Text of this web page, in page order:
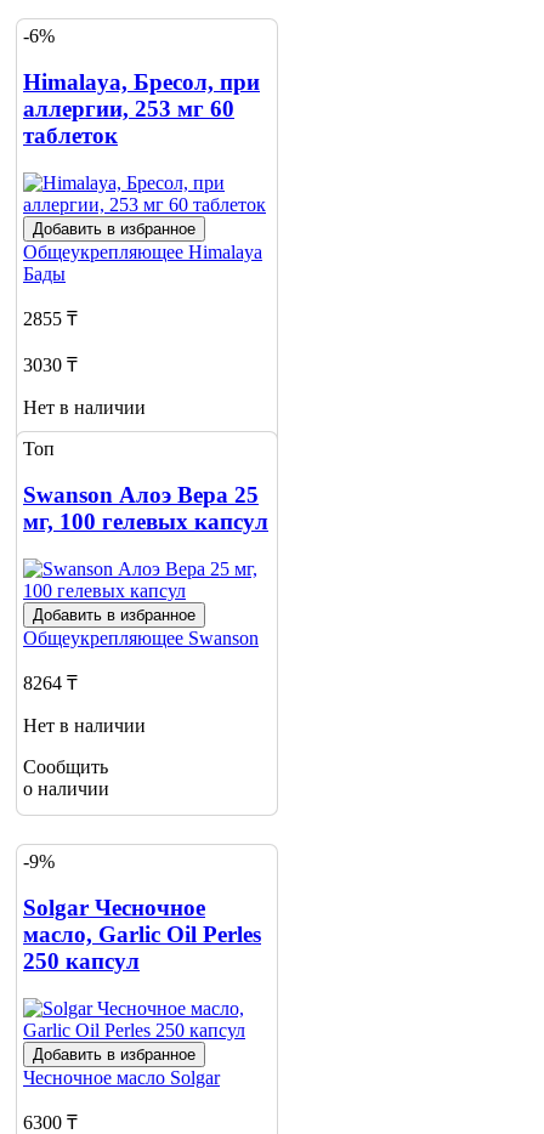
-6%
Himalaya, Бресол, при
аллергии, 253 мг 60
таблеток
Добавить в избранное
Общеукрепляющее Himalaya
Бады
2855 ₸
3030 ₸
Нет в наличии
Сообщить
Топ
Swanson Алоэ Вера 25
мг, 100 гелевых капсул
Добавить в избранное
Общеукрепляющее Swanson
8264 ₸
Нет в наличии
Сообщить
о наличии
-9%
Solgar Чесночное
масло, Garlic Oil Perles
250 капсул
Добавить в избранное
Чесночное масло Solgar
6300 ₸